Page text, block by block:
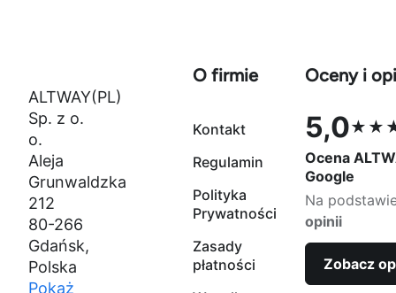
ALTWAY(PL)
Sp. z o.
o.
Aleja
Grunwaldzka
212
80-266
Gdańsk,
Polska
Pokaż
O firmie
Kontakt
Regulamin
Polityka
Prywatności
Zasady
płatności
Oceny i
5,0
Ocena 5,0
Ocena
Google
Na
opinii
Zobacz